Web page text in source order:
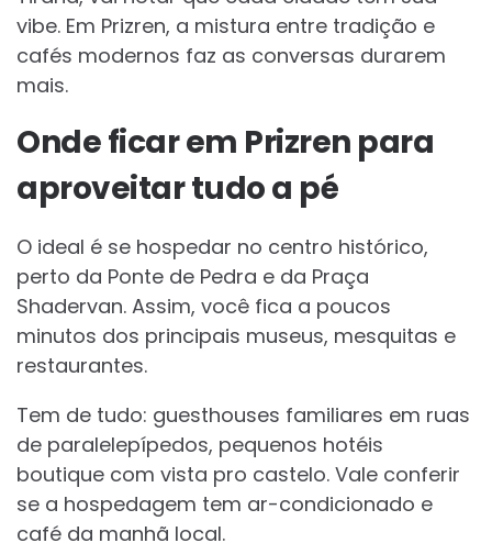
vibe. Em Prizren, a mistura entre tradição e
cafés modernos faz as conversas durarem
mais.
Onde ficar em Prizren para
aproveitar tudo a pé
O ideal é se hospedar no centro histórico,
perto da Ponte de Pedra e da Praça
Shadervan. Assim, você fica a poucos
minutos dos principais museus, mesquitas e
restaurantes.
Tem de tudo: guesthouses familiares em ruas
de paralelepípedos, pequenos hotéis
boutique com vista pro castelo. Vale conferir
se a hospedagem tem ar-condicionado e
café da manhã local.